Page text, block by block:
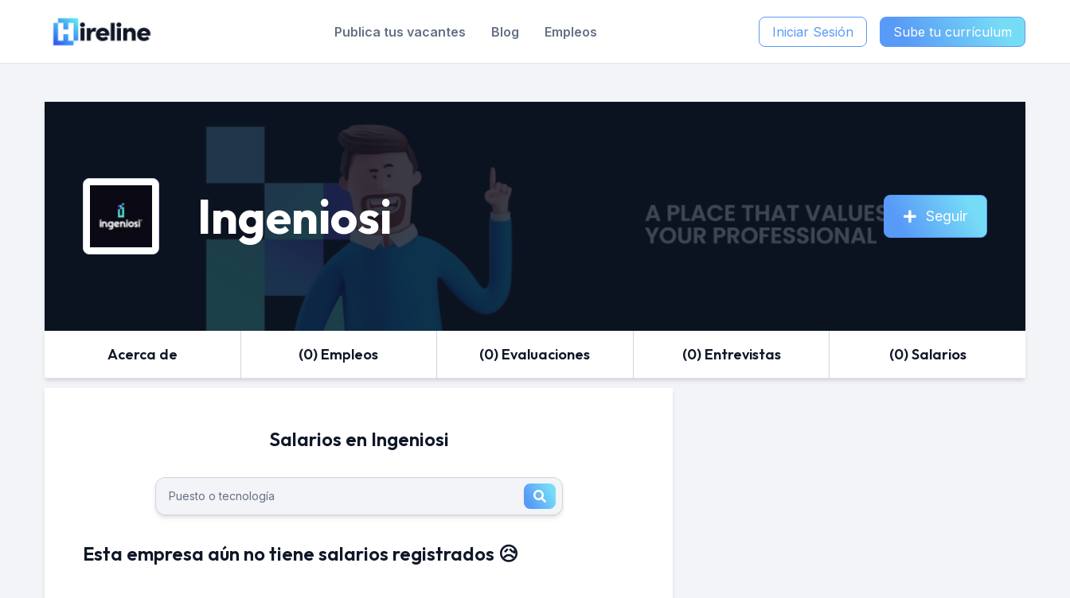
Publica tus vacantes Blog Empleos Iniciar Sesión Sube tu currículum
Ingeniosi Seguir
Acerca de (0) Empleos (0) Evaluaciones (0) Entrevistas (0) Salarios
Salarios en Ingeniosi
Esta empresa aún no tiene salarios registrados 😥